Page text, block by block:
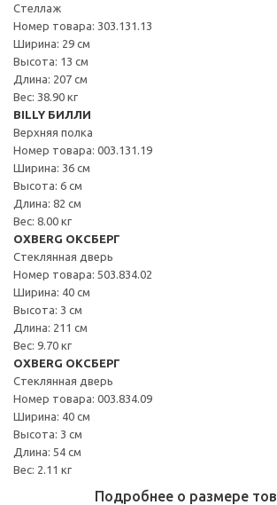
Стеллаж
Номер товара: 303.131.13
Ширина: 29 см
Высота: 13 см
Длина: 207 см
Вес: 38.90 кг
BILLY БИЛЛИ
Верхняя полка
Номер товара: 003.131.19
Ширина: 36 см
Высота: 6 см
Длина: 82 см
Вес: 8.00 кг
OXBERG ОКСБЕРГ
Стеклянная дверь
Номер товара: 503.834.02
Ширина: 40 см
Высота: 3 см
Длина: 211 см
Вес: 9.70 кг
OXBERG ОКСБЕРГ
Стеклянная дверь
Номер товара: 003.834.09
Ширина: 40 см
Высота: 3 см
Длина: 54 см
Вес: 2.11 кг
Подробнее о размере